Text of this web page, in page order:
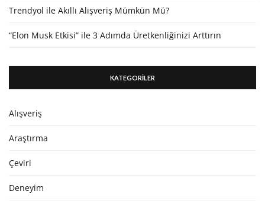
Trendyol ile Akıllı Alışveriş Mümkün Mü?
“Elon Musk Etkisi” ile 3 Adımda Üretkenliğinizi Arttırın
KATEGORİLER
Alışveriş
Araştırma
Çeviri
Deneyim